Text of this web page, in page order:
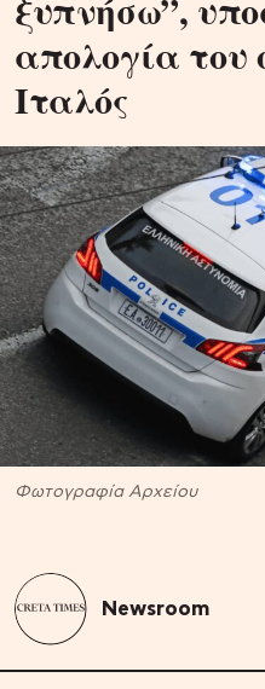
απολογία του
Ιταλός
Φωτογραφία Αρχείου
Newsroom